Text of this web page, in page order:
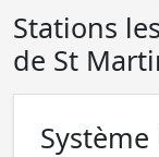
Stations
de St
Système